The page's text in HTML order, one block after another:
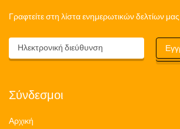
Γραφτείτε στη λίστα ενημερωτικών δελτίων μας
Σύνδεσμοι
Αρχική